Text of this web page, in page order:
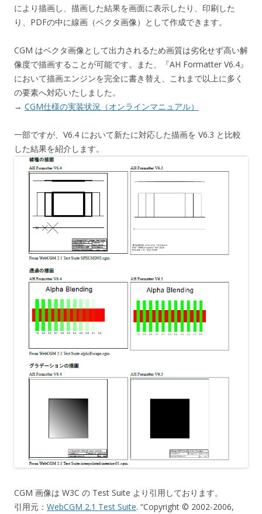
により描画し、描画した結果を画面に表示したり、印刷した
り、PDFの中に線画（ベクタ画像）として作成できます。
CGM はベクタ画像として出力されるため画質は劣化せず高い解
像度で描画することが可能です。また、『AH Formatter V6.4』
において描画エンジンを完全に書き替え、これまで以上に多く
の要素へ対応いたしました。
→ CGM仕様の実装状況（オンラインマニュアル）
一部ですが、V6.4 において新たに対応した描画を V6.3 と比較
した結果を紹介します。
CGM 画像は W3C の Test Suite より引用しております。
引用元： WebCGM 2.1 Test Suite. “Copyright © 2002-2006,